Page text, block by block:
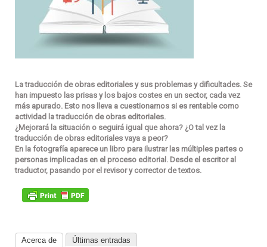
La traducción de obras editoriales y sus problemas y dificultades. Se
han impuesto las prisas y los bajos costes en un sector, cada vez
más apurado. Esto nos lleva a cuestionarnos si es rentable como
actividad la traducción de obras editoriales.
¿Mejorará la situación o seguirá igual que ahora? ¿O tal vez la
traducción de obras editoriales vaya a peor?
En la fotografía aparece un libro para ilustrar las múltiples partes o
personas implicadas en el proceso editorial. Desde el escritor al
traductor, pasando por el revisor y corrector de textos.
Acerca de Últimas entradas